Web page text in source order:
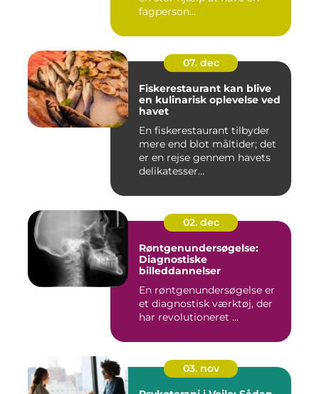
fagperson...
07. dec
Fiskerestaurant kan blive
en kulinarisk oplevelse ved
havet
En fiskerestaurant tilbyder
mere end blot måltider; det
er en rejse gennem havets
delikatesser...
02. dec
Røntgenundersøgelse:
Diagnostiske
billeddannelser
En røntgenundersøgelse er
et diagnostisk værktøj, der
har revolutioneret ...
03. nov